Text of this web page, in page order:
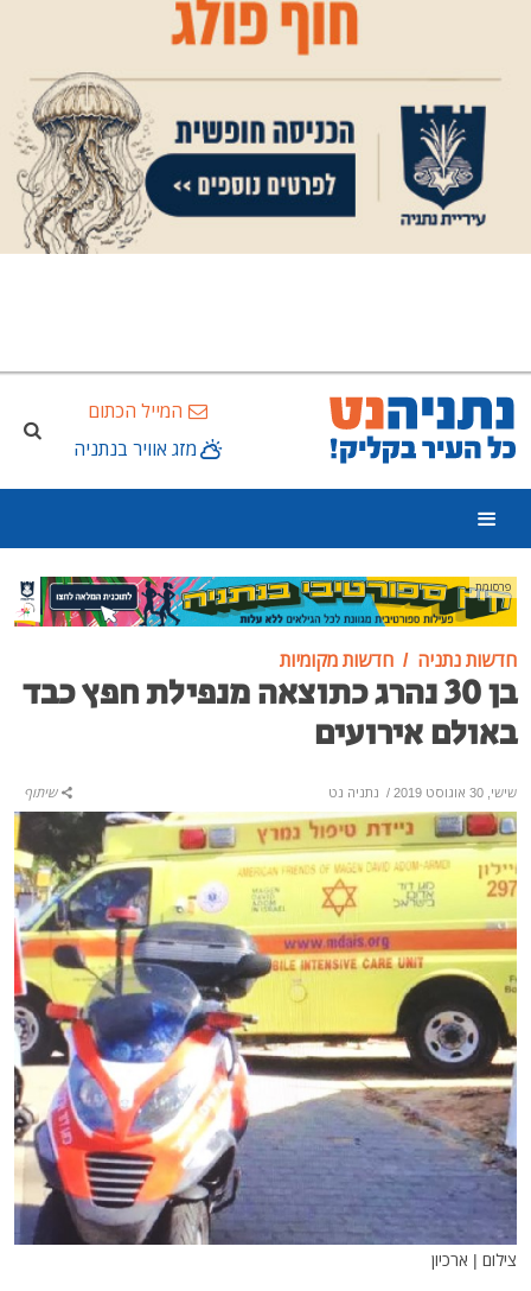
המייל הכתום
מזג אוויר בנתניה
פרסומת
חדשות נתניה חדשות מקומיות
בן 30 נהרג כתוצאה מנפילת חפץ כבד
באולם אירועים
שישי, 30 אוגוסט 2019 / נתניה נט שיתוף
צילום | ארכיון